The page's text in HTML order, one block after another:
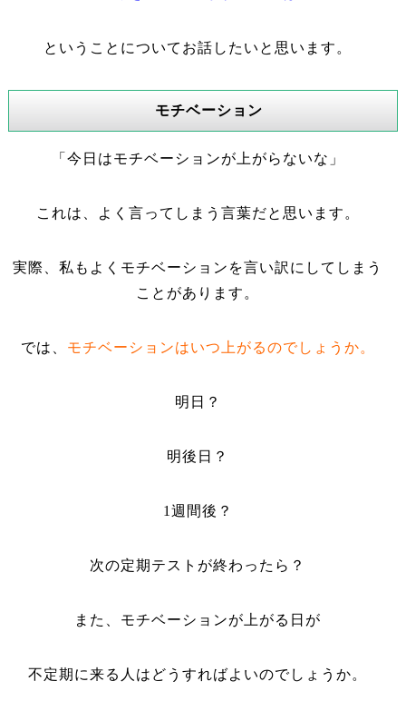
ということについてお話したいと思います。
モチベーション
「今日はモチベーションが上がらないな」
これは、よく言ってしまう言葉だと思います。
実際、私もよくモチベーションを言い訳にしてしまう
ことがあります。
では、 モチベーションはいつ上がるのでしょうか。
明日？
明後日？
1 週間後？
次の定期テストが終わったら？
また、モチベーションが上がる日が
不定期に来る人はどうすればよいのでしょうか。